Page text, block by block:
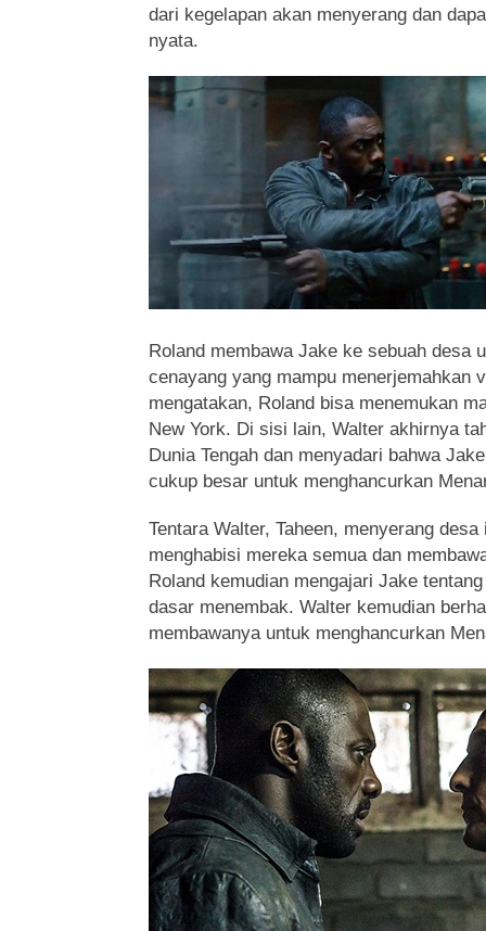
dari kegelapan akan menyerang dan
nyata.
Roland membawa Jake ke sebuah desa
cenayang yang mampu menerjemahkan
mengatakan, Roland bisa menemukan
New York. Di sisi lain, Walter akhirnya
Dunia Tengah dan menyadari bahwa
cukup besar untuk menghancurkan
Tentara Walter, Taheen, menyerang desa
menghabisi mereka semua dan
Roland kemudian mengajari Jake
dasar menembak. Walter kemudian
membawanya untuk menghancurkan